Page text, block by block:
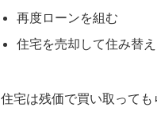
再度ローンを組む
住宅を売却して住み替え
住宅は残価で買い取って